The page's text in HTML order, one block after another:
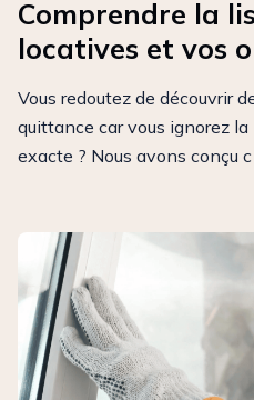
Comprendre la
locatives et vos
Vous redoutez de découvrir
quittance car vous ignorez
exacte ? Nous avons conçu c